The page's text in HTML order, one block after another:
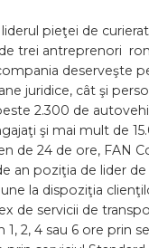
pieţei de
trei antreprenori
deserveşte
juridice, cât şi
2.300 de
şi mai mult de
de 24 de ore, FAN
an poziţia de lider
la dispoziţia
de servicii de
1, 2, 4 sau 6 ore prin